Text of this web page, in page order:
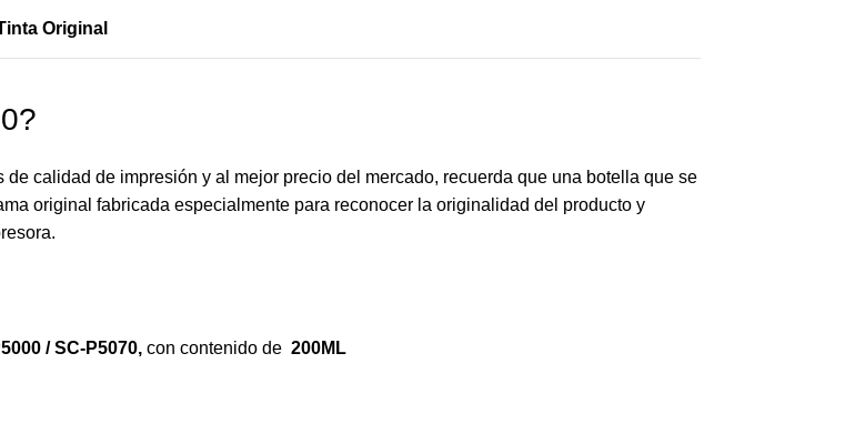
Original
de calidad de impresión y al mejor precio del mercado, recuerda que una botella que se
original fabricada especialmente para reconocer la originalidad del producto y
/ SC-P5070, con contenido de 200ML